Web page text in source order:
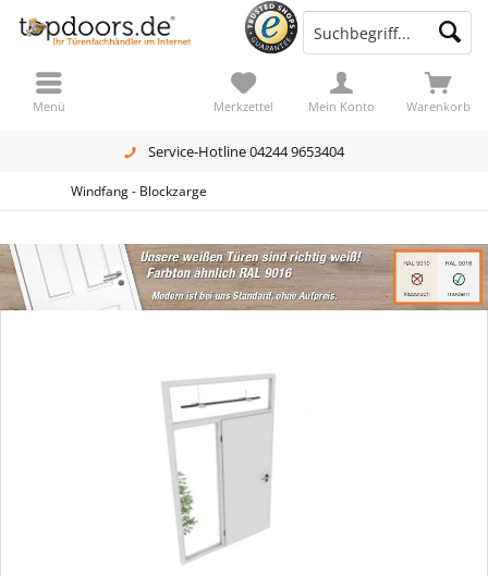
Service-Hotline 04244 9653404
Warenkorb
Merkzettel Mein Konto
Menü
Windfang - Blockzarge